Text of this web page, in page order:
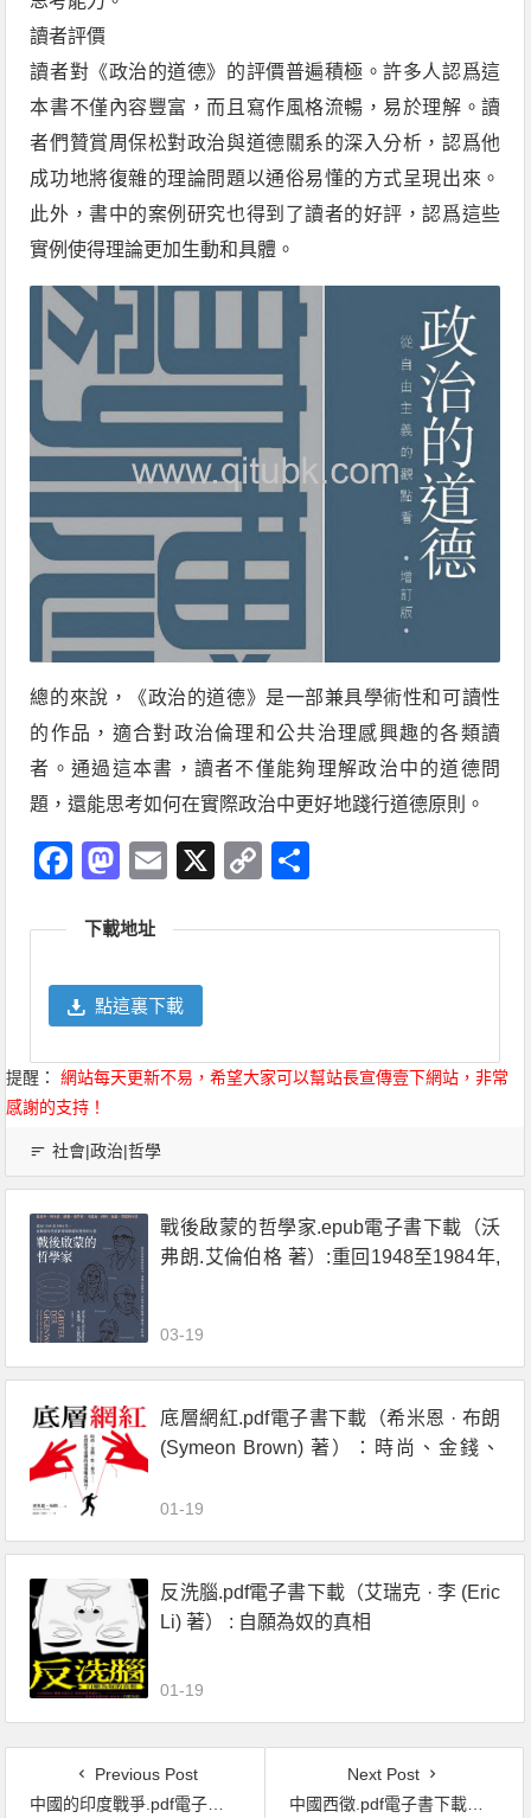
讀者評價
讀者對《政治的道德》的評價普遍積極。許多人認爲這
本書不僅內容豐富，而且寫作風格流暢，易於理解。讀
者們贊賞周保松對政治與道德關系的深入分析，認爲他
成功地將復雜的理論問題以通俗易懂的方式呈現出來。
此外，書中的案例研究也得到了讀者的好評，認爲這些
實例使得理論更加生動和具體。
總的來說，《政治的道德》是一部兼具學術性和可讀性
的作品，適合對政治倫理和公共治理感興趣的各類讀
者。通過這本書，讀者不僅能夠理解政治中的道德問
題，還能思考如何在實際政治中更好地踐行道德原則。
Facebook
Mastodon
Email
X
Copy
下載地址
點這裏下載
提醒：
網站每天更新不易，希望大家可以幫站長宣傳壹下網站，非常
感謝的支持！
社會|政治|哲學
戰後啟蒙的哲學家.epub電子書下載（沃
弗朗.艾倫伯格 著）:重回1948至1984年,
03-19
底層網紅.pdf電子書下載（希米恩 · 布朗
(Symeon Brown) 著）：時尚、金錢、
騙局！
01-19
反洗腦.pdf電子書下載（艾瑞克 · 李 (Eric
Li) 著） : 自願為奴的真相
01-19
Previous Post
中國的印度戰爭.pdf電子書下載（柏提爾 · 林納 (Bertil Lintner) 著）：世界屋脊上的衝突，亞洲兩大區域強權的角力
Next Post
中國西徵.pdf電子書下載（Peter C. Perdue 著）：大清徵服中央歐亞與蒙古帝國的最後輓歌